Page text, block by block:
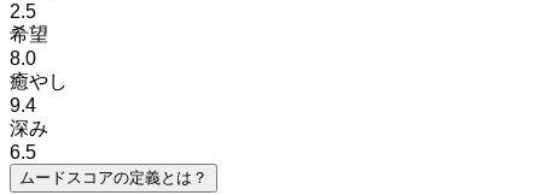
2.5
希望
8.0
癒やし
9.4
深み
6.5
ムードスコアの定義とは？